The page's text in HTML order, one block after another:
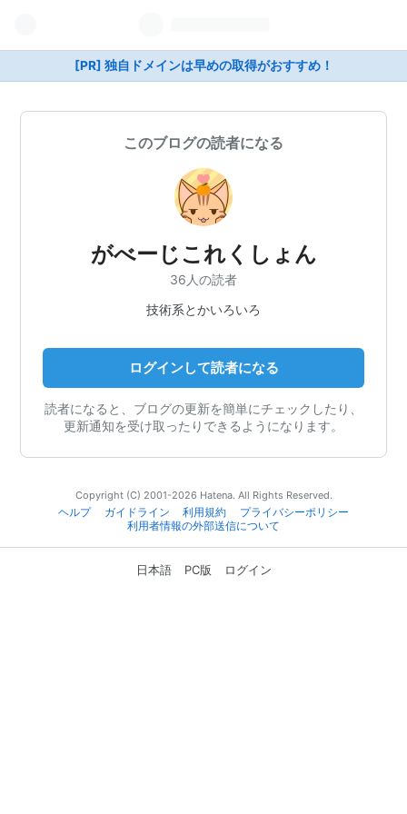
[PR] 独自ドメインは早めの取得がおすすめ！
このブログの読者になる
がべーじこれくしょん
36人の読者
技術系とかいろいろ
ログインして読者になる
読者になると、ブログの更新を簡単にチェックしたり、
更新通知を受け取ったりできるようになります。
Copyright (C) 2001-2026 Hatena. All Rights Reserved.
ヘルプ
ガイドライン 利用規約
プライバシーポリシー
利用者情報の外部送信について
日本語 PC版 ログイン